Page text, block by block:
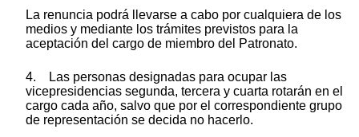
La renuncia podrá llevarse a cabo por cualquiera de los
medios y mediante los trámites previstos para la
aceptación del cargo de miembro del Patronato.
4. Las personas designadas para ocupar las
vicepresidencias segunda, tercera y cuarta rotarán en el
cargo cada año, salvo que por el correspondiente grupo
de representación se decida no hacerlo.